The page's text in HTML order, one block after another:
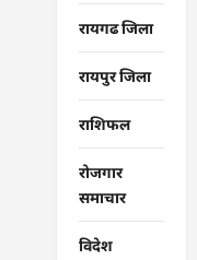
रायगढ जिला
रायपुर जिला
राशिफल
रोजगार
समाचार
विदेश